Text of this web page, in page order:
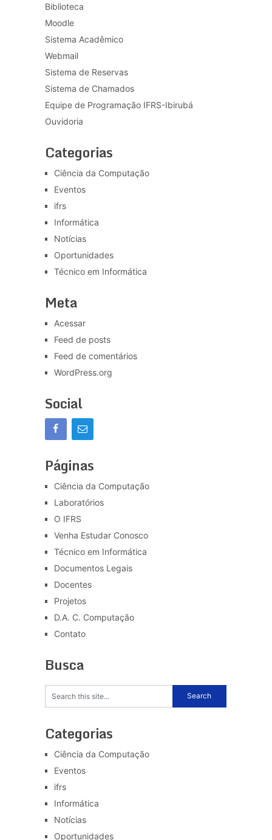
Biblioteca
Moodle
Sistema Acadêmico
Webmail
Sistema de Reservas
Sistema de Chamados
Equipe de Programação IFRS-Ibirubá
Ouvidoria
Categorias
Ciência da Computação
Eventos
ifrs
Informática
Notícias
Oportunidades
Técnico em Informática
Meta
Acessar
Feed de posts
Feed de comentários
WordPress.org
Social
Páginas
Ciência da Computação
Laboratórios
O IFRS
Venha Estudar Conosco
Técnico em Informática
Documentos Legais
Docentes
Projetos
D.A. C. Computação
Contato
Busca
Categorias
Ciência da Computação
Eventos
ifrs
Informática
Notícias
Oportunidades